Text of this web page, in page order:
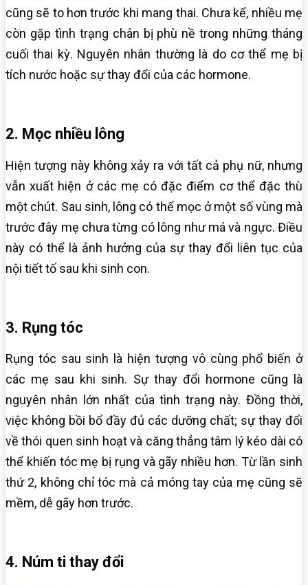
cũng sẽ to hơn trước khi mang thai. Chưa kể, nhiều mẹ
còn gặp tình trạng chân bị phù nề trong những tháng
cuối thai kỳ. Nguyên nhân thường là do cơ thể mẹ bị
tích nước hoặc sự thay đổi của các hormone.
2. Mọc nhiều lông
Hiện tượng này không xảy ra với tất cả phụ nữ, nhưng
vẫn xuất hiện ở các mẹ có đặc điểm cơ thể đặc thù
một chút. Sau sinh, lông có thể mọc ở một số vùng mà
trước đây mẹ chưa từng có lông như má và ngực. Điều
này có thể là ảnh hưởng của sự thay đổi liên tục của
nội tiết tố sau khi sinh con.
3. Rụng tóc
Rụng tóc sau sinh là hiện tượng vô cùng phổ biến ở
các mẹ sau khi sinh. Sự thay đổi hormone cũng là
nguyên nhân lớn nhất của tình trạng này. Đồng thời,
việc không bồi bổ đầy đủ các dưỡng chất; sự thay đổi
về thói quen sinh hoạt và căng thẳng tâm lý kéo dài có
thể khiến tóc mẹ bị rụng và gãy nhiều hơn. Từ lần sinh
thứ 2, không chỉ tóc mà cả móng tay của mẹ cũng sẽ
mềm, dễ gãy hơn trước.
4. Núm ti thay đổi